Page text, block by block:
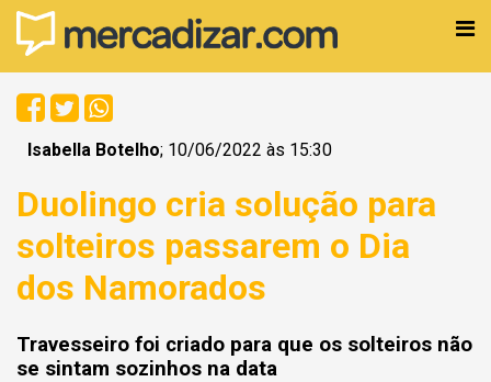
Isabella Botelho; 10/06/2022 às 15:30
Duolingo cria solução para
solteiros passarem o Dia
dos Namorados
Travesseiro foi criado para que os solteiros não
se sintam sozinhos na data